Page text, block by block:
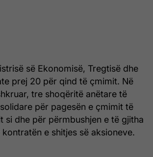
së Ekonomisë, Tregtisë dhe
prej 20 për qind të çmimit. Në
tre shoqëritë anëtare të
për pagesën e çmimit të
si dhe për përmbushjen e të gjitha
e shitjes së aksioneve.